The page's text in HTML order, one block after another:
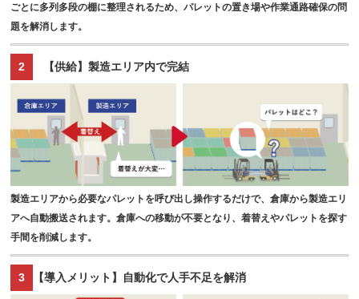
ごとに多列多段の棚に整理されるため、パレットの置き場や作業通路確保の問
題を解消します。
2 【供給】製造エリア内で完結
製造エリアから必要なパレットを呼び出し操作するだけで、倉庫から製造エリ
アへ自動搬送されます。倉庫への移動が不要となり、着替えやパレットを探す
手間を削減します。
3 【導入メリット】自動化で人手不足を解消